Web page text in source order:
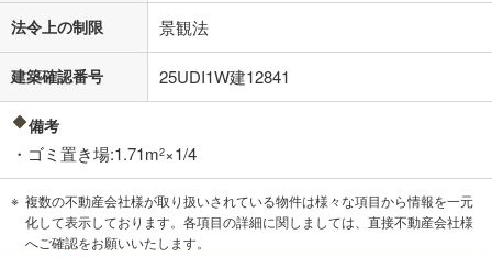
法令上の制限 景観法
建築確認番号 25UDI1W建12841
備考
・ゴミ置き場:1.71m2×1/4
複数の不動産会社様が取り扱いされている物件は様々な項目から情報を一元
化して表示しております。各項目の詳細に関しましては、直接不動産会社様
へご確認をお願いいたします。